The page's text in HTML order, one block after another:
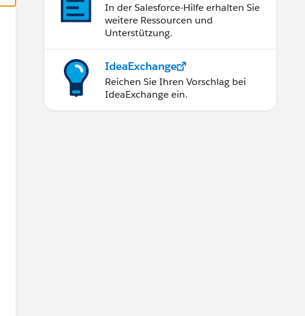
In der Salesforce-Hilfe erhalten Sie
weitere Ressourcen und
Unterstützung.
IdeaExchange
Reichen Sie Ihren Vorschlag bei
IdeaExchange ein.